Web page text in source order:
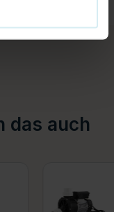
das auch
WTC50 0,33HP